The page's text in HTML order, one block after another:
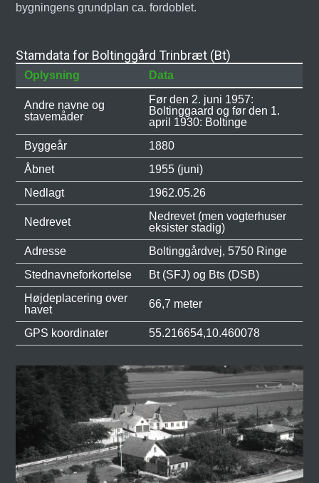
bygningens grundplan ca. fordoblet.
Stamdata for Boltinggård Trinbræt (Bt)
Oplysning Data
Andre navne og
stavemåder
Før den 2. juni 1957:
Boltinggaard og før den 1.
april 1930: Boltinge
Byggeår
1880
Åbnet
1955 (juni)
Nedlagt
1962.05.26
Nedrevet
Nedrevet (men vogterhuser
eksister stadig)
Adresse
Boltinggårdvej, 5750 Ringe
Stednavneforkortelse
Bt (SFJ) og Bts (DSB)
Højdeplacering over
havet
66,7 meter
GPS koordinater 55.216654,10.460078